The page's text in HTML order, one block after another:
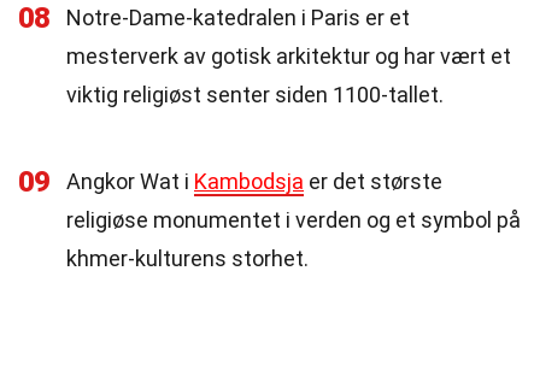
08
Notre-Dame-katedralen i Paris er et
mesterverk av gotisk arkitektur og har vært et
viktig religiøst senter siden 1100-tallet.
09 Angkor Wat i Kambodsja er det største
religiøse monumentet i verden og et symbol på
khmer-kulturens storhet.